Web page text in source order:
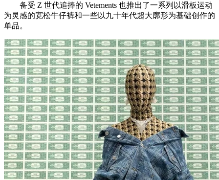
备受 Z 世代追捧的 Vetements 也推出了一系列以滑板运动
为灵感的宽松牛仔裤和一些以九十年代超大廓形为基础创作的
单品。